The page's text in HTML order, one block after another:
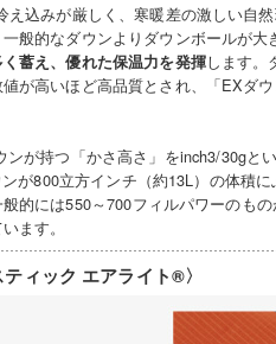
え込みが厳しく、寒暖差の激しい自
般的なダウンよりダウンボールが大
蓄え、優れた保温力を発揮します。
が高いほど高品質とされ、「EXダ
が持つ「かさ高さ」をinch3/30gと
ンが800立方インチ（約13L）の体積
的には550～700フィルパワーのも
ます。
ィック エアライト®〉